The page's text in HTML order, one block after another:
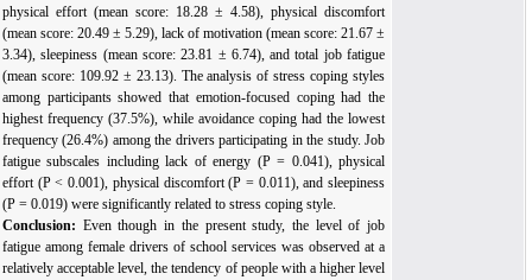
physical effort (mean score: 18.28 ± 4.58), physical discomfort
(mean score: 20.49 ± 5.29), lack of motivation (mean score: 21.67 ±
3.34), sleepiness (mean score: 23.81 ± 6.74), and total job fatigue
(mean score: 109.92 ± 23.13). The analysis of stress coping styles
among participants showed that emotion-focused coping had the
highest frequency (37.5%), while avoidance coping had the lowest
frequency (26.4%) among the drivers participating in the study. Job
fatigue subscales including lack of energy (P = 0.041), physical
effort (P < 0.001), physical discomfort (P = 0.011), and sleepiness
(P = 0.019) were significantly related to stress coping style.
Conclusion:Even though in the present study, the level of job
fatigue among female drivers of school services was observed at a
relatively acceptable level, the tendency of people with a higher level